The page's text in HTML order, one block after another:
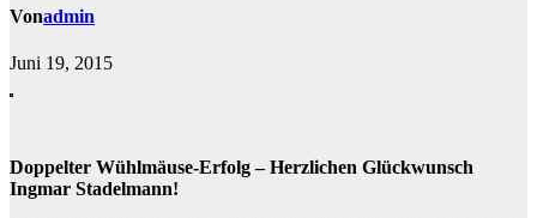
Vonadmin
Juni 19, 2015
Doppelter Wühlmäuse-Erfolg – Herzlichen Glückwunsch
Ingmar Stadelmann!